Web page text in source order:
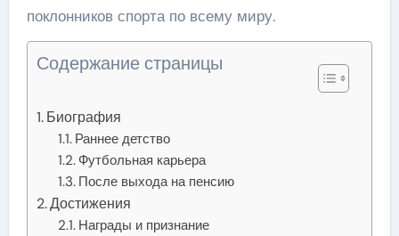
поклонников спорта по всему миру.
Содержание страницы
Биография
Раннее детство
Футбольная карьера
После выхода на пенсию
Достижения
Награды и признание